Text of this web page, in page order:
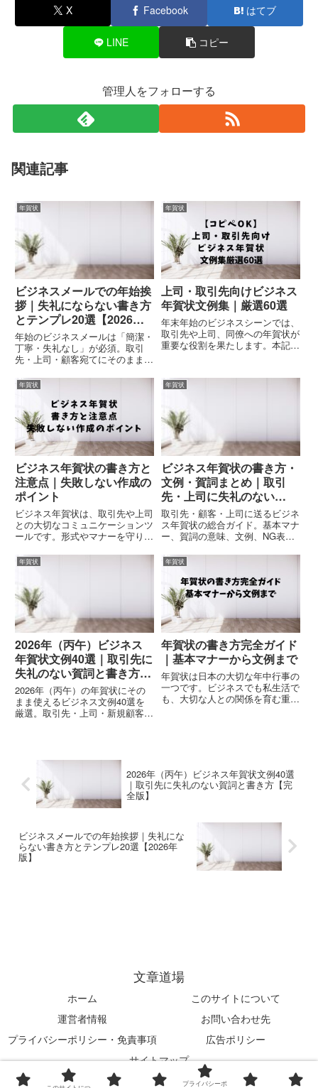
X Facebook はてブ
LINE コピー
管理人をフォローする
関連記事
年賀状
ビジネスメールでの年始挨
拶｜失礼にならない書き方
とテンプレ20選【2026年
版】
年始のビジネスメールは「簡潔・
丁寧・失礼なし」が必須。取引
先・上司・顧客宛てにそのまま使
介。件名の正解、送るタイミン
グ、NG表現、返信のマナーまで
網羅した2026年版の決定版ガイ
ド。
年賀状
上司・取引先向けビジネス
年賀状文例集｜厳選60選
年末年始のビジネスシーンでは、
取引先や上司、同僚への年賀状が
重要な役割を果たします。本記事
簡単にカスタマイズできる文例を
用意しています。取引先向け文例
年賀状
ビジネス年賀状の書き方と
注意点｜失敗しない作成の
ポイント
ビジネス年賀状は、取引先や上司
との大切なコミュニケーションツ
ールです。形式やマナーを守りつ
が重要です。この記事では、ビジ
ネス年賀状の基本的な書き方か
なポイントを詳しく解説します。
関...
年賀状
ビジネス年賀状の書き方・
文例・賀詞まとめ｜取引
先・上司に失礼のない
2026年版総合ガイド
取引先・顧客・上司に送るビジネ
ス年賀状の総合ガイド。基本マナ
ー、賀詞の意味、文例、NG表
じまい、トラブル後の対応まで網
羅。2026年のビジネスに使える
内容を凝縮。
年賀状
2026年（丙午）ビジネス
年賀状文例40選｜取引先に
失礼のない賀詞と書き方
【完全版】
2026年（丙午）の年賀状にその
まま使えるビジネス文例40選を
厳選。取引先・上司・新規顧客・
敗しないビジネス年賀状の決定
年賀状
年賀状の書き方完全ガイド
｜基本マナーから文例まで
年賀状は日本の大切な年中行事の
一つです。ビジネスでも私生活で
も、大切な人との関係を育む重要
践...
2026年（丙午）ビジネス年賀状文例40選
｜取引先に失礼のない賀詞と書き方【完
全版】
ビジネスメールでの年始挨拶｜失礼にな
らない書き方とテンプレ20選【2026年
版】
文章道場
ホーム
このサイトについて
運営者情報
お問い合わせ先
プライバシーポリシー・免責事項
広告ポリシー
サイトマップ
© 2024 文章道場.プライバシーポ